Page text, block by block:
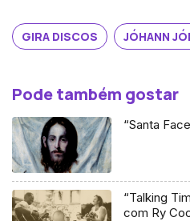
GIRA DISCOS JÓHANN
Pode também gostar
“Santa
“Talking
com Ry